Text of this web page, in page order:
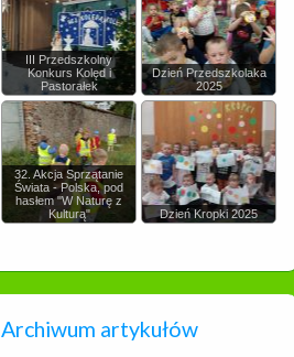
III Przedszkolny
Konkurs Kolęd i
Pastorałek
Dzień Przedszkolaka
2025
32. Akcja Sprzątanie
Świata - Polska, pod
hasłem "W Naturę z
Kulturą"
Dzień Kropki 2025
Archiwum artykułów